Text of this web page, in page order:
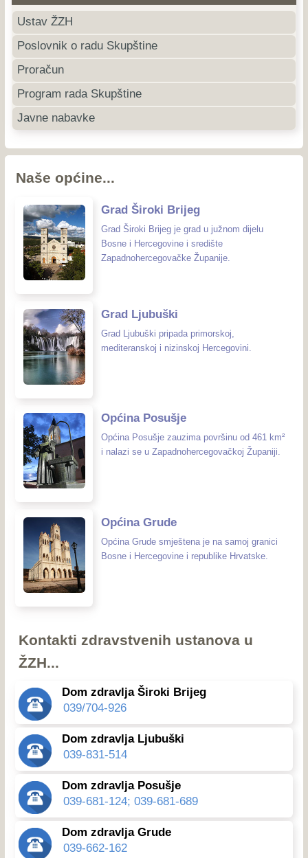
Ustav ŽZH
Poslovnik o radu Skupštine
Proračun
Program rada Skupštine
Javne nabavke
Naše općine...
Grad Široki Brijeg
Grad Široki Brijeg je grad u južnom dijelu
Bosne i Hercegovine i središte
Zapadnohercegovačke Županije.
Grad Ljubuški
Grad Ljubuški pripada primorskoj,
mediteranskoj i nizinskoj Hercegovini.
Općina Posušje
Općina Posušje zauzima površinu od 461 km²
i nalazi se u Zapadnohercegovačkoj Županiji.
Općina Grude
Općina Grude smještena je na samoj granici
Bosne i Hercegovine i republike Hrvatske.
Kontakti zdravstvenih ustanova u
ŽZH...
Dom zdravlja Široki Brijeg
039/704-926
Dom zdravlja Ljubuški
039-831-514
Dom zdravlja Posušje
039-681-124; 039-681-689
Dom zdravlja Grude
039-662-162